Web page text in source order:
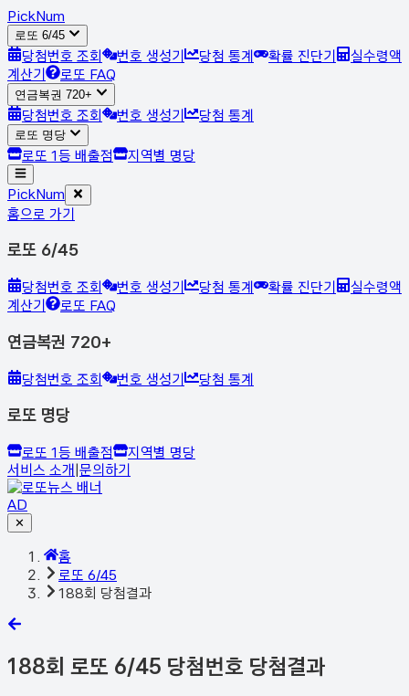
PickNum
로또 6/45
당첨번호 조회 번호 생성기 당첨 통계 확률 진단기
실수령액
계산기
로또 FAQ
연금복권 720+
당첨번호 조회 번호 생성기 당첨 통계
로또 명당
로또 1등 배출점 지역별 명당
PickNum
홈으로 가기
로또 6/45
당첨번호 조회 번호 생성기 당첨 통계 확률 진단기
실수령액
계산기
로또 FAQ
연금복권 720+
당첨번호 조회 번호 생성기 당첨 통계
로또 명당
로또 1등 배출점
지역별 명당
서비스 소개|문의하기
AD
✕
홈
로또 6/45
188회 당첨결과
188회 로또 6/45 당첨번호 당첨결과